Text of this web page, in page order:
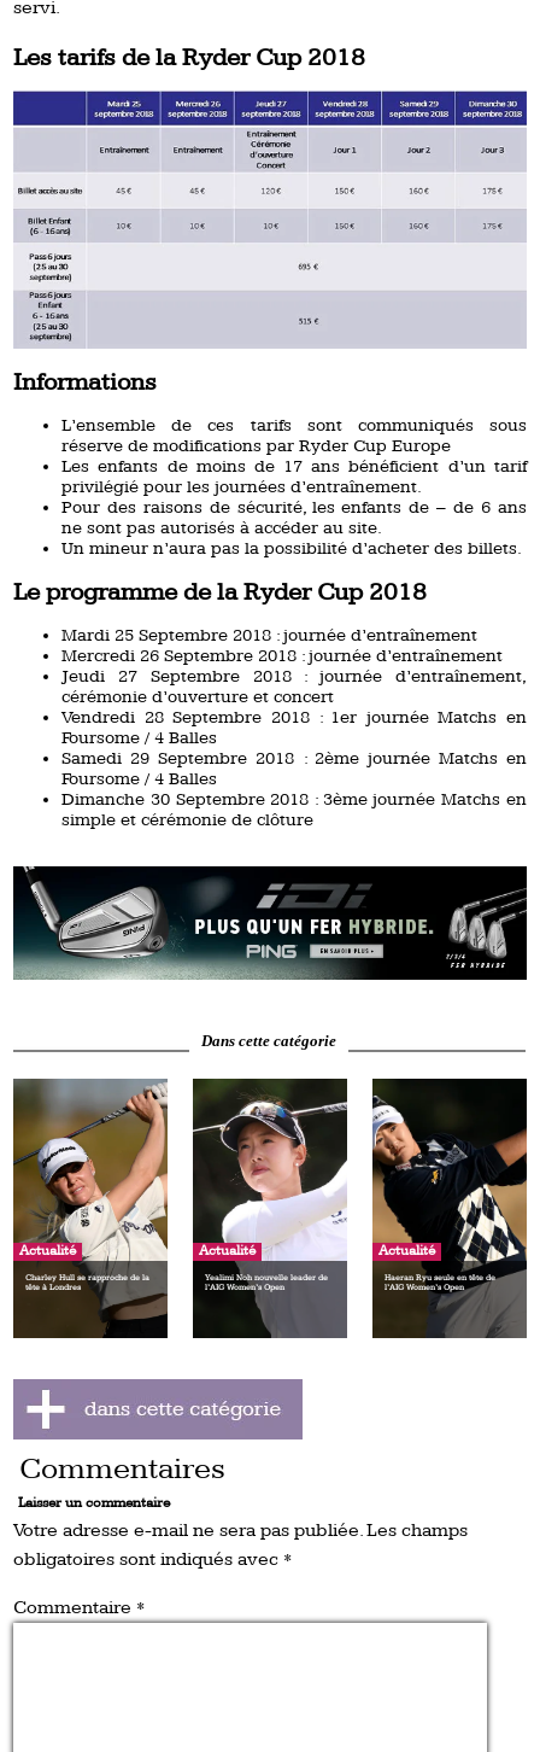
servi.
Les tarifs de la Ryder Cup 2018
Informations
L’ensemble de ces tarifs sont communiqués sous
réserve de modifications par Ryder Cup Europe
Les enfants de moins de 17 ans bénéficient d’un tarif
privilégié pour les journées d’entraînement.
Pour des raisons de sécurité, les enfants de – de 6 ans
ne sont pas autorisés à accéder au site.
Un mineur n’aura pas la possibilité d’acheter des billets.
Le programme de la Ryder Cup 2018
Mardi 25 Septembre 2018 : journée d’entraînement
Mercredi 26 Septembre 2018 : journée d’entraînement
Jeudi 27 Septembre 2018 : journée d’entraînement,
cérémonie d’ouverture et concert
Vendredi 28 Septembre 2018 : 1er journée Matchs en
Foursome / 4 Balles
Samedi 29 Septembre 2018 : 2ème journée Matchs en
Foursome / 4 Balles
Dimanche 30 Septembre 2018 : 3ème journée Matchs en
simple et cérémonie de clôture
Dans cette catégorie
Actualité
Charley Hull se rapproche de la
tête à Londres
Actualité
Yealimi Noh nouvelle leader de
l’AIG Women’s Open
Actualité
Haeran Ryu seule en tête de
l’AIG Women’s Open
Commentaires
Laisser un commentaire
Votre adresse e-mail ne sera pas publiée.Les champs
obligatoires sont indiqués avec *
Commentaire *